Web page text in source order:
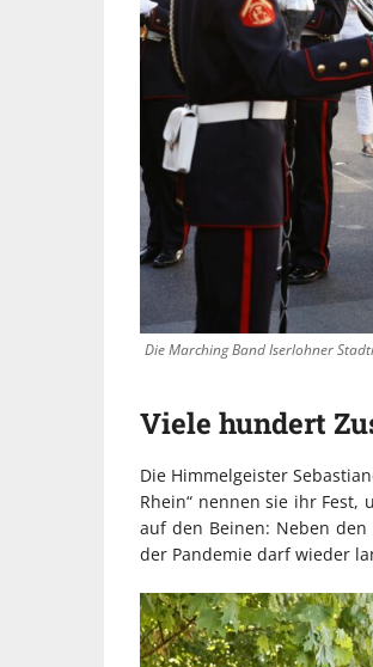
Die Marching Band Iserlohner
Viele hundert
Die Himmelgeister
Rhein“ nennen sie ihr Fest,
auf den Beinen: Neben
der Pandemie darf wieder